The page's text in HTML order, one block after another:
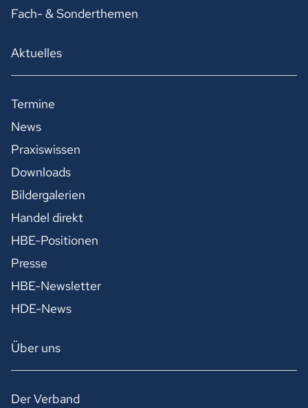
Fach- & Sonderthemen
Aktuelles
Termine
News
Praxiswissen
Downloads
Bildergalerien
Handel direkt
HBE-Positionen
Presse
HBE-Newsletter
HDE-News
Über uns
Der Verband